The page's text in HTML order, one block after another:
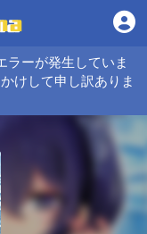
ラーが発生していま
けして申し訳ありま